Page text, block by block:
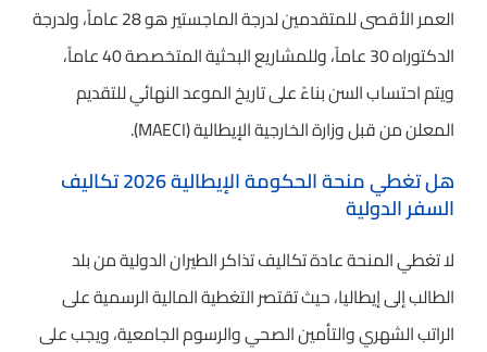
العمر الأقصى للمتقدمين لدرجة الماجستير هو 28 عاماً، ولدرجة
الدكتوراه 30 عاماً، وللمشاريع البحثية المتخصصة 40 عاماً،
ويتم احتساب السن بناءً على تاريخ الموعد النهائي للتقديم
المعلن من قبل وزارة الخارجية الإيطالية (MAECI).
هل تغطي منحة الحكومة الإيطالية 2026 تكاليف
السفر الدولية
لا تغطي المنحة عادة تكاليف تذاكر الطيران الدولية من بلد
الطالب إلى إيطاليا، حيث تقتصر التغطية المالية الرسمية على
الراتب الشهري والتأمين الصحي والرسوم الجامعية، ويجب على